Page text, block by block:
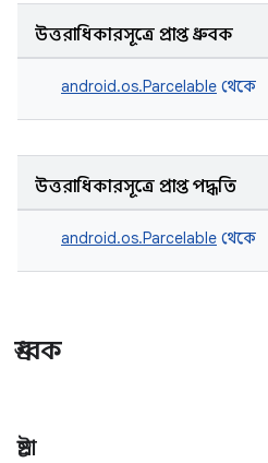
উত্তরাধিকারসূত্রে প্রাপ্ত ধ্রুবক
android.os.Parcelable থেকে
উত্তরাধিকারসূত্রে প্রাপ্ত পদ্ধতি
android.os.Parcelable থেকে
ধ্রুবক
স্রষ্টা